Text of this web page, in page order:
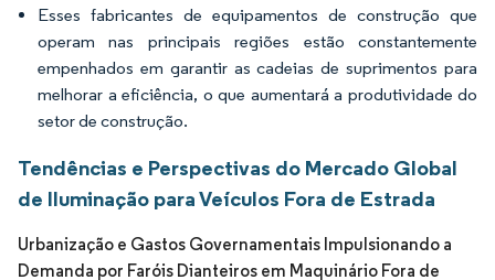
Esses fabricantes de equipamentos de construção que
operam nas principais regiões estão constantemente
empenhados em garantir as cadeias de suprimentos para
melhorar a eficiência, o que aumentará a produtividade do
setor de construção.
Tendências e Perspectivas do Mercado Global
de Iluminação para Veículos Fora de Estrada
Urbanização e Gastos Governamentais Impulsionando a
Demanda por Faróis Dianteiros em Maquinário Fora de